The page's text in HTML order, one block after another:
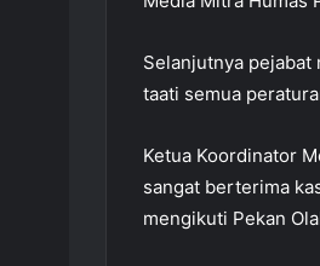
Selanjutnya pejabat
taati semua
Ketua Koordinator
sangat berterima
mengikuti Pekan